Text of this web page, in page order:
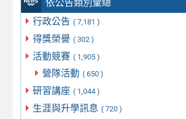
依公告類別彙總
行政公告 ( 7,181 )
得獎榮譽 ( 302 )
活動競賽 ( 1,905 )
營隊活動 ( 650 )
研習講座 ( 1,044 )
生涯與升學訊息 ( 720 )